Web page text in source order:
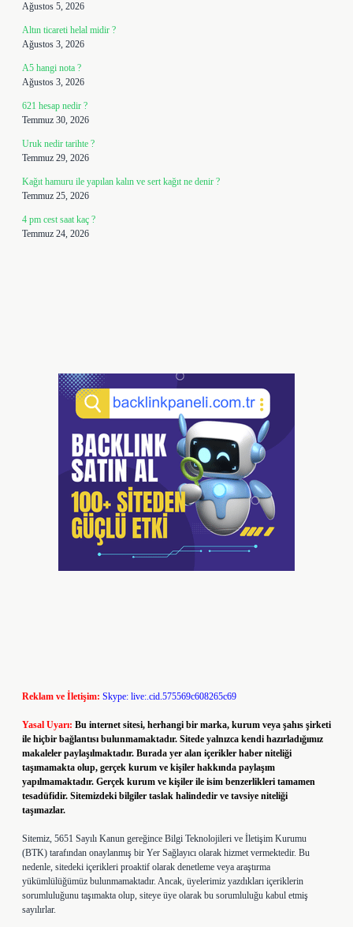
Ağustos 5, 2026
Altın ticareti helal midir ?
Ağustos 3, 2026
A5 hangi nota ?
Ağustos 3, 2026
621 hesap nedir ?
Temmuz 30, 2026
Uruk nedir tarihte ?
Temmuz 29, 2026
Kağıt hamuru ile yapılan kalın ve sert kağıt ne denir ?
Temmuz 25, 2026
4 pm cest saat kaç ?
Temmuz 24, 2026
Reklam ve İletişim: Skype: live:.cid.575569c608265c69
Yasal Uyarı: Bu internet sitesi, herhangi bir marka, kurum veya şahıs şirketi
ile hiçbir bağlantısı bulunmamaktadır. Sitede yalnızca kendi hazırladığımız
makaleler paylaşılmaktadır. Burada yer alan içerikler haber niteliği
taşımamakta olup, gerçek kurum ve kişiler hakkında paylaşım
yapılmamaktadır. Gerçek kurum ve kişiler ile isim benzerlikleri tamamen
tesadüfidir. Sitemizdeki bilgiler taslak halindedir ve tavsiye niteliği
taşımazlar.
Sitemiz, 5651 Sayılı Kanun gereğince Bilgi Teknolojileri ve İletişim Kurumu
(BTK) tarafından onaylanmış bir Yer Sağlayıcı olarak hizmet vermektedir. Bu
nedenle, sitedeki içerikleri proaktif olarak denetleme veya araştırma
yükümlülüğümüz bulunmamaktadır. Ancak, üyelerimiz yazdıkları içeriklerin
sorumluluğunu taşımakta olup, siteye üye olarak bu sorumluluğu kabul etmiş
sayılırlar.